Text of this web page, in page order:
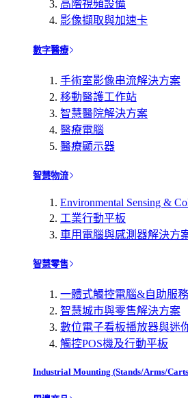
高階視頻設備
影像擷取與加速卡
數字醫療
手術室影像串流解決方案
移動醫護工作站
智慧醫院解決方案
醫療電腦
醫療顯示器
智慧物流
Environmental Sensing &
工業行動平板
車用電腦與感測器解決方
智慧零售
一體式觸控電腦&自助服
智慧城市與零售解決方案
數位電子看板播放器與迷
觸控POS機及行動平板
Industrial Mounting (Stands/Arms/